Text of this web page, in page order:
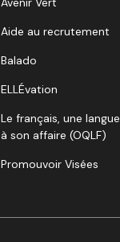
Aide au recrutement
Balado
ELLÉvation
Le français, une langue
à son affaire (OQLF)
Promouvoir Visées